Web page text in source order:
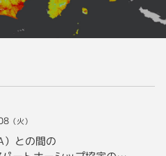
（火）
）との間の